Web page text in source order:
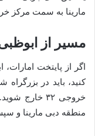
مارینا به سمت مرکز
مسیر از
اگر از پایتخت
کنید، باید در
خروجی ۳۲
منطقه دبی مارینا و